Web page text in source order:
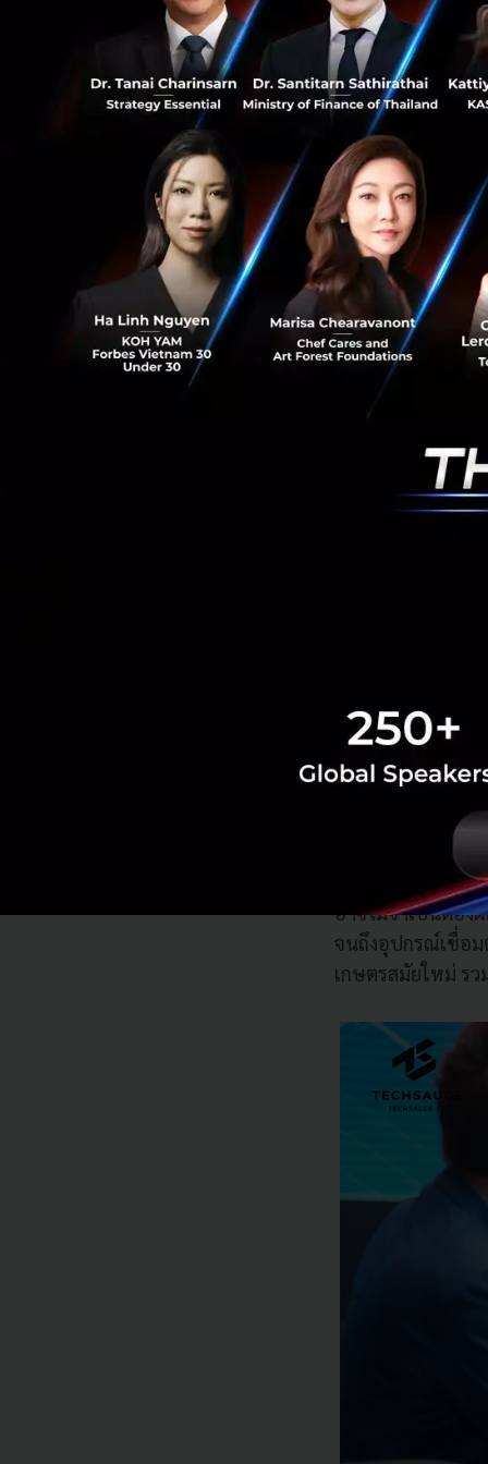
6
ในส่วนการสนับสนุ
KMPG ที่หลายคน
จริงแล้วบริษัทยัง
เข้ามาในโครงกา
ศักยภาพในการวา
จนสามารถก้าวสู่ก
ประเทศไทยต่อไป
ส่วนความร่วมมือจ
มหาชน) เปิดเผย
โดยมองว่าผู้ประ
จะต้องมีความรู้ใ
สร้างสรรค์รวัตก
ในช่วงเสวนาภา
“ต้องถามผู้ประก
และได้ยกตัวอย่า
อาจไม่จำเป็นต้อง
จนถึงอุปกรณ์เชื่อม
เกษตรสมัยใหม่ ร